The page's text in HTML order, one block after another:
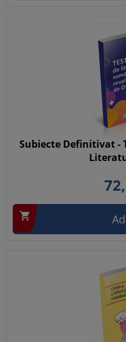
Subiecte Definitivat -
72,
